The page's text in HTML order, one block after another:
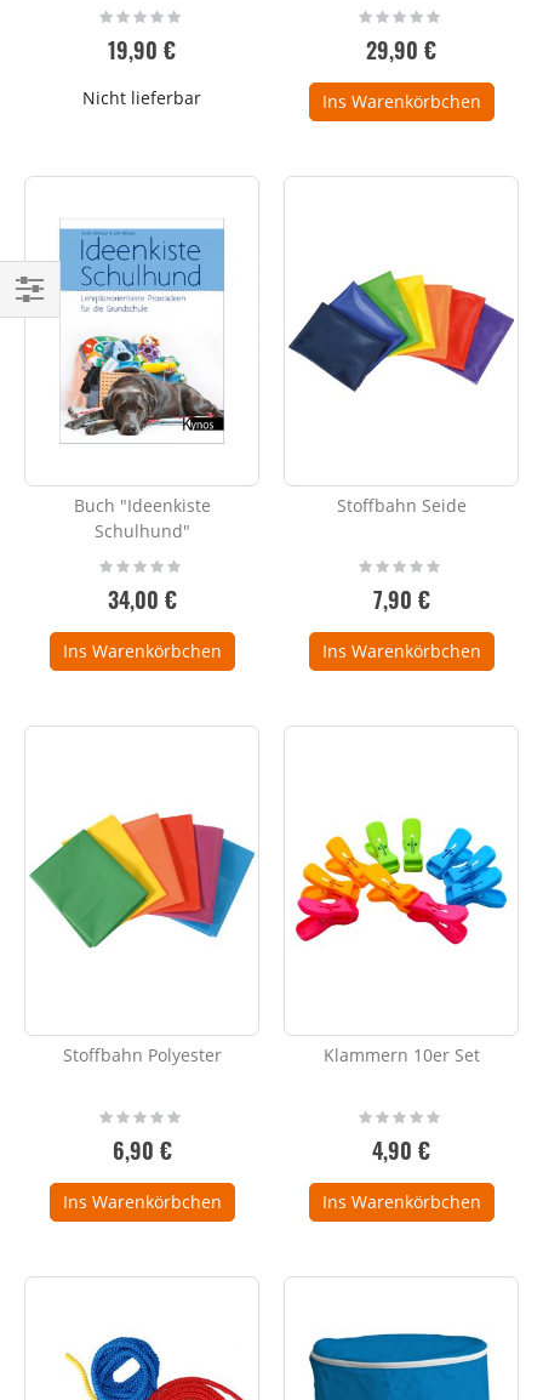
Rating:
0%
19,90 €
Nicht lieferbar
Rating:
0%
29,90 €
Ins Warenkörbchen
Buch "Ideenkiste
Schulhund"
Rating:
34,00 €
Ins Warenkörbchen
Stoffbahn Seide
Rating:
7,90 €
Ins Warenkörbchen
Stoffbahn Polyester
Rating:
0%
6,90 €
Ins Warenkörbchen
Klammern 10er Set
Rating:
0%
4,90 €
Ins Warenkörbchen
Einkaufsoptionen